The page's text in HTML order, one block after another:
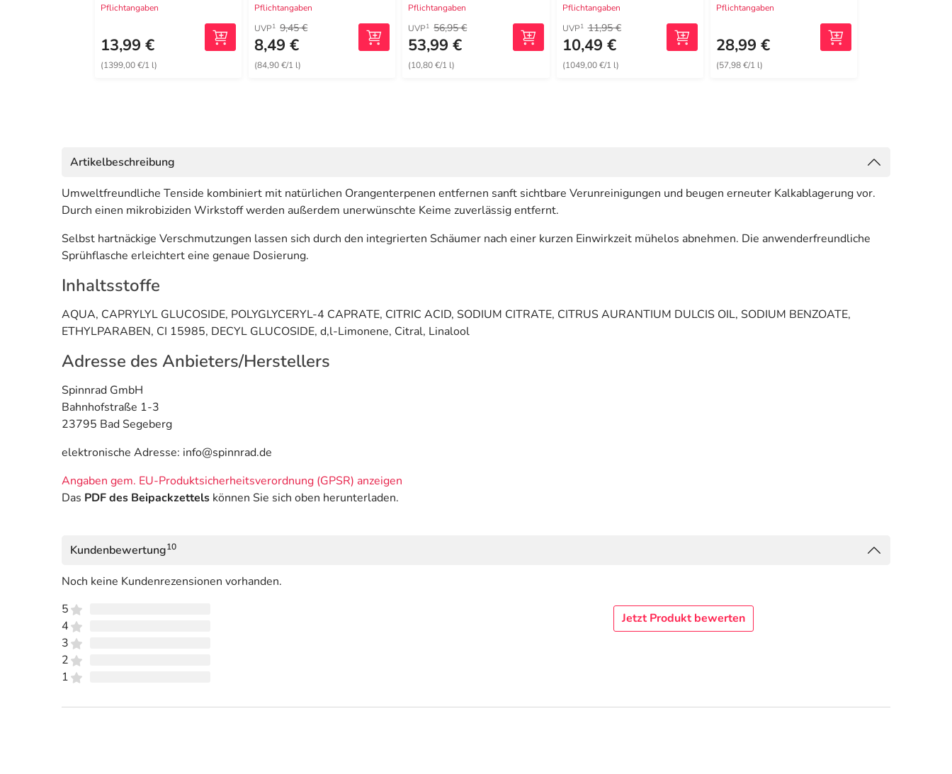
Pflichtangaben
13,99 €
(1399,00 €/1 l)
Pflichtangaben
UVP1 9,45 €
8,49 €
(84,90 €/1 l)
Pflichtangaben
UVP1 56,95 €
53,99 €
(10,80 €/1 l)
Pflichtangaben
UVP1 11,95 €
10,49 €
(1049,00 €/1 l)
Pflichtangaben
28,99 €
(57,98 €/1 l)
Artikelbeschreibung
Umweltfreundliche Tenside kombiniert mit natürlichen Orangenterpenen entfernen sanft sichtbare Verunreinigungen und beugen erneuter Kalkablagerung vor.
Durch einen mikrobiziden Wirkstoff werden außerdem unerwünschte Keime zuverlässig entfernt.
Selbst hartnäckige Verschmutzungen lassen sich durch den integrierten Schäumer nach einer kurzen Einwirkzeit mühelos abnehmen. Die anwenderfreundliche
Sprühflasche erleichtert eine genaue Dosierung.
Inhaltsstoffe
AQUA, CAPRYLYL GLUCOSIDE, POLYGLYCERYL-4 CAPRATE, CITRIC ACID, SODIUM CITRATE, CITRUS AURANTIUM DULCIS OIL, SODIUM BENZOATE,
ETHYLPARABEN, CI 15985, DECYL GLUCOSIDE, d,l-Limonene, Citral, Linalool
Adresse des Anbieters/Herstellers
Spinnrad GmbH
Bahnhofstraße 1-3
23795 Bad Segeberg
elektronische Adresse: info@spinnrad.de
Angaben gem. EU-Produktsicherheitsverordnung (GPSR) anzeigen
Das PDF des Beipackzettels können Sie sich oben herunterladen.
Kundenbewertung10
Noch keine Kundenrezensionen vorhanden.
5
4
3
2
1
Jetzt Produkt bewerten